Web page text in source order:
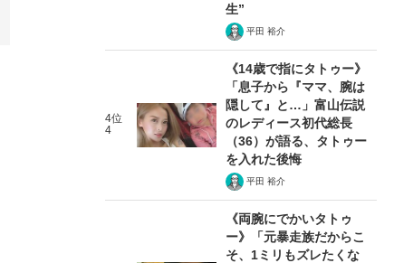
生”
平田 裕介
4位
4
《14歳で指にタトゥー》
「息子から『ママ、腕は
隠して』と…」富山伝説
のレディース初代総長
（36）が語る、タトゥー
を入れた後悔
平田 裕介
《両腕にでかいタトゥ
ー》「元暴走族だからこ
そ、1ミリもズレたくな